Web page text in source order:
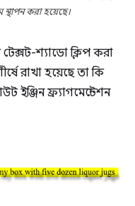
স্থাপন করা হয়েছে।
শ্যাডো ক্লিপ করা
রাখা হয়েছে তা কি
ইঞ্জিন ফ্র্যাগমেন্টেশন